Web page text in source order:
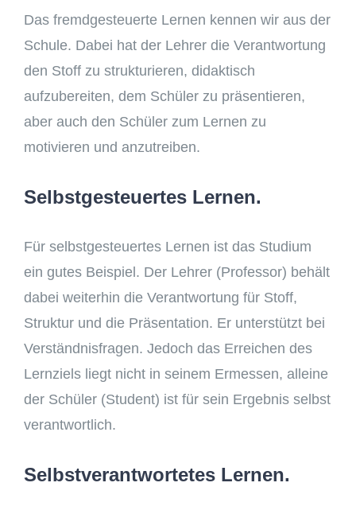
Das fremdgesteuerte Lernen kennen wir aus der
Schule. Dabei hat der Lehrer die Verantwortung
den Stoff zu strukturieren, didaktisch
aufzubereiten, dem Schüler zu präsentieren,
aber auch den Schüler zum Lernen zu
motivieren und anzutreiben.
Selbstgesteuertes Lernen.
Für selbstgesteuertes Lernen ist das Studium
ein gutes Beispiel. Der Lehrer (Professor) behält
dabei weiterhin die Verantwortung für Stoff,
Struktur und die Präsentation. Er unterstützt bei
Verständnisfragen. Jedoch das Erreichen des
Lernziels liegt nicht in seinem Ermessen, alleine
der Schüler (Student) ist für sein Ergebnis selbst
verantwortlich.
Selbstverantwortetes Lernen.